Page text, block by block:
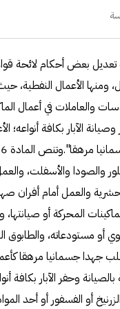
تعديل بعض أحكام لائحة
والعاملات في أعمال
الآبار بكافة أنواعه؛
والصودا والأسفلت،
والعمل أمام أفران
المحركة أو صيانتها،
أو مستودعاته، والطابوق
جهدا جسمانيا مرهقا
وحفر الآبار بكافة
أو الفسفور أو أحد